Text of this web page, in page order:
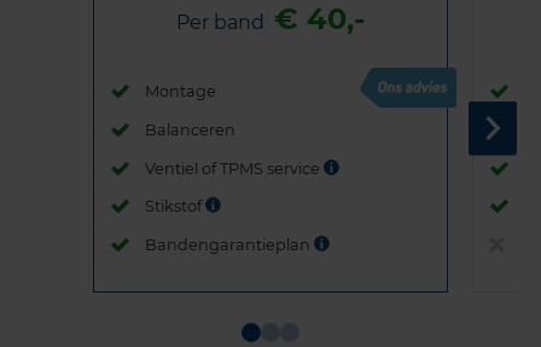
Per band € 40,-
Montage
Balanceren
Ventiel of TPMS service
Stikstof
Bandengarantieplan